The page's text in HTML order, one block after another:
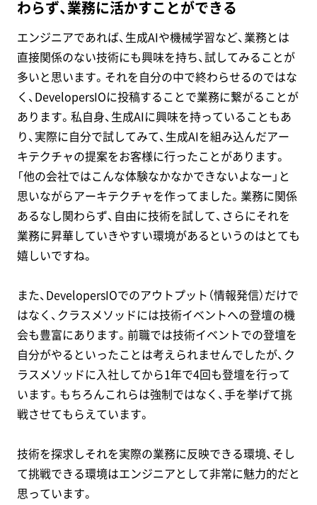
わらず、業務に活かすことができる
エンジニアであれば、生成AIや機械学習など、業務とは
直接関係のない技術にも興味を持ち、試してみることが
多いと思います。それを自分の中で終わらせるのではな
く、DevelopersIOに投稿することで業務に繋がることが
あります。私自身、生成AIに興味を持っていることもあ
り、実際に自分で試してみて、生成AIを組み込んだアー
キテクチャの提案をお客様に行ったことがあります。
「他の会社ではこんな体験なかなかできないよなー」と
思いながらアーキテクチャを作ってました。業務に関係
あるなし関わらず、自由に技術を試して、さらにそれを
業務に昇華していきやすい環境があるというのはとても
嬉しいですね。
また、DevelopersIOでのアウトプット（情報発信）だけで
はなく、クラスメソッドには技術イベントへの登壇の機
会も豊富にあります。前職では技術イベントでの登壇を
自分がやるといったことは考えられませんでしたが、ク
ラスメソッドに入社してから1年で4回も登壇を行って
います。もちろんこれらは強制ではなく、手を挙げて挑
戦させてもらえています。
技術を探求しそれを実際の業務に反映できる環境、そし
て挑戦できる環境はエンジニアとして非常に魅力的だと
思っています。